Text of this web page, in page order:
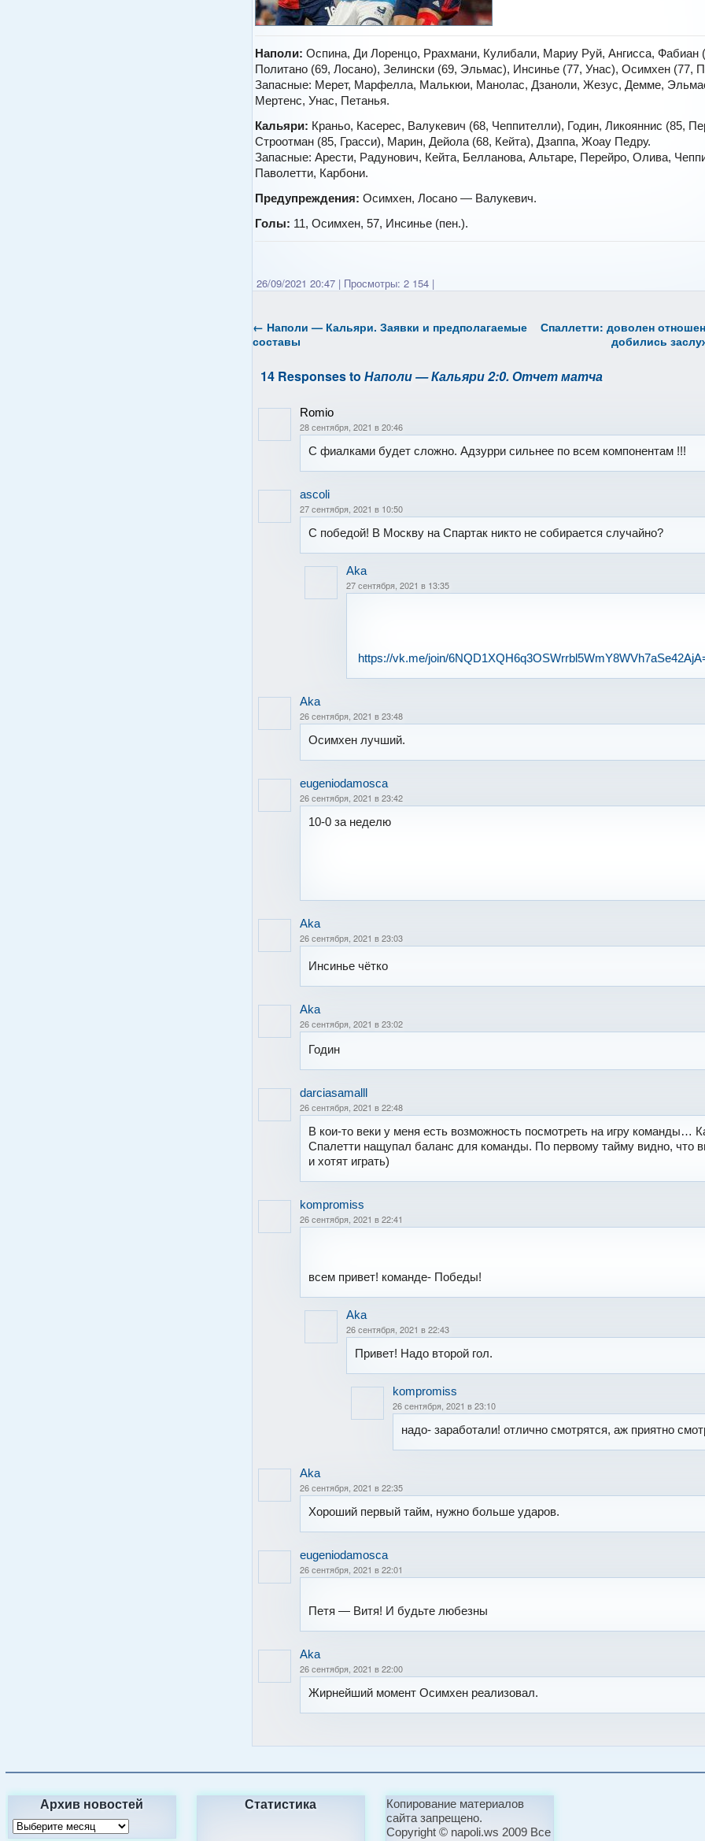
Наполи: Оспина, Ди Лоренцо, Ррахмани, Кулибали, Мариу Руй, Ангисса, Фабиан
Политано (69, Лосано), Зелински (69, Эльмас), Инсинье (77, Унас), Осимхен (77,
Запасные: Мерет, Марфелла, Малькюи, Манолас, Дзаноли, Жезус, Демме,
Мертенс, Унас, Петанья.
Кальяри: Краньо, Касерес, Валукевич (68, Чеппителли), Годин, Ликояннис (85,
Строотман (85, Грасси), Марин, Дейола (68, Кейта), Дзаппа, Жоау Педру.
Запасные: Арести, Радунович, Кейта, Белланова, Альтаре, Перейро, Олива,
Паволетти, Карбони.
Предупреждения: Осимхен, Лосано — Валукевич.
Голы: 11, Осимхен, 57, Инсинье (пен.).
26/09/2021 20:47 | Просмотры: 2 154|
← Наполи — Кальяри. Заявки и предполагаемые
составы
Спаллетти: доволен
добились
14 Responses to Наполи — Кальяри 2:0. Отчет матча
Romio
28 сентября, 2021 в 20:46
С фиалками будет сложно. Адзурри сильнее по всем компонентам !!!
ascoli
27 сентября, 2021 в 10:50
С победой! В Москву на Спартак никто не собирается случайно?
Aka
27 сентября, 2021 в 13:35
https://vk.me/join/
Aka
26 сентября, 2021 в 23:48
Осимхен лучший.
eugeniodamosca
26 сентября, 2021 в 23:42
10-0 за неделю
Aka
26 сентября, 2021 в 23:03
Инсинье чётко
Aka
26 сентября, 2021 в 23:02
Годин
darciasamalll
26 сентября, 2021 в 22:48
В кои-то веки у меня есть возможность посмотреть на игру команды…
Спалетти нащупал баланс для команды. По первому тайму видно, что
и хотят играть)
kompromiss
26 сентября, 2021 в 22:41
всем привет! команде- Победы!
Aka
26 сентября, 2021 в 22:43
Привет! Надо второй гол.
kompromiss
26 сентября, 2021 в 23:10
надо- заработали! отлично смотрятся, аж приятно
Aka
26 сентября, 2021 в 22:35
Хороший первый тайм, нужно больше ударов.
eugeniodamosca
26 сентября, 2021 в 22:01
Петя — Витя! И будьте любезны
Aka
26 сентября, 2021 в 22:00
Жирнейший момент Осимхен реализовал.
Архив новостей Статистика
Копирование материалов
сайта запрещено.
Copyright © napoli.ws 2009 Все